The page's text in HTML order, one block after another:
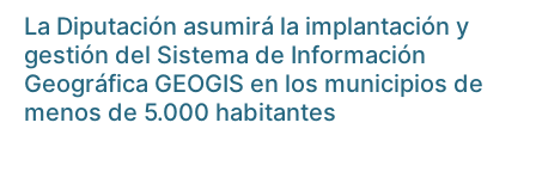
La Diputación asumirá la implantación y
gestión del Sistema de Información
Geográfica GEOGIS en los municipios de
menos de 5.000 habitantes